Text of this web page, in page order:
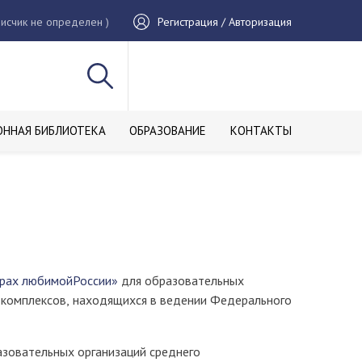
не определен ) Регистрация / Авторизация
БИБЛИОТЕКА ОБРАЗОВАНИЕ КОНТАКТЫ
любимойРоссии» для образовательных
находящихся в ведении Федерального
организаций среднего